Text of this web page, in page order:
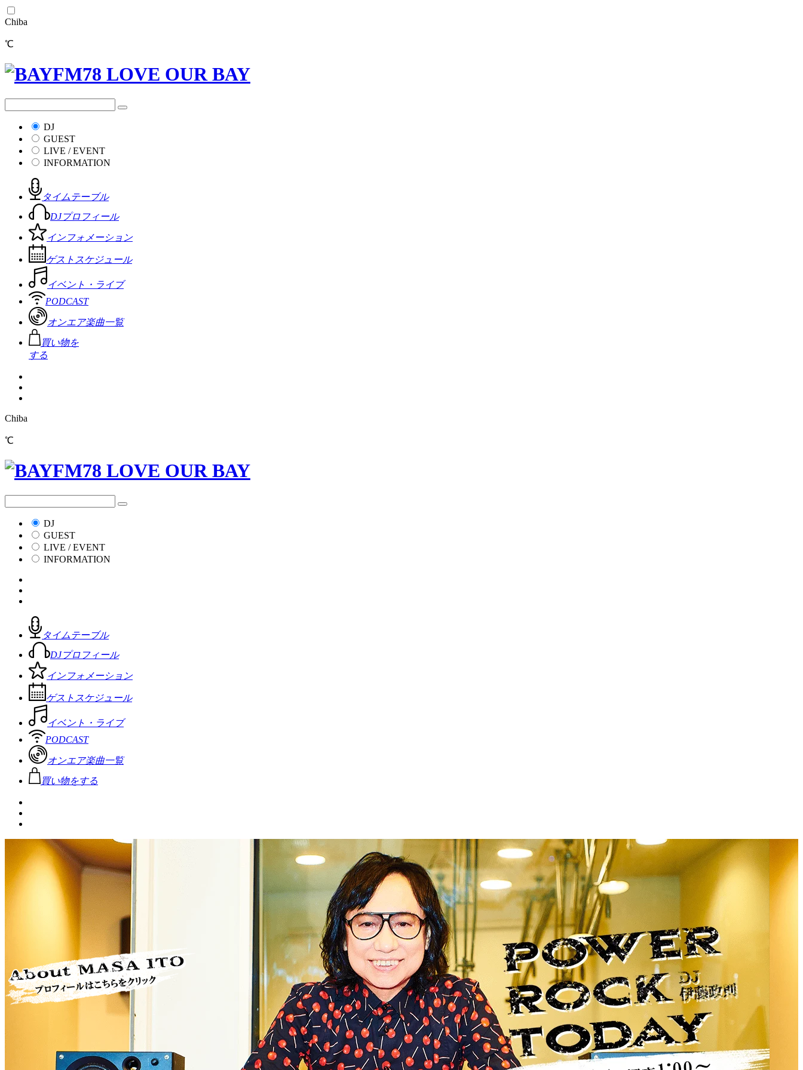
Chiba
℃
DJ
GUEST
LIVE / EVENT
INFORMATION
タイムテーブル
DJプロフィール
インフォメーション
ゲストスケジュール
イベント・ライブ
PODCAST
オンエア楽曲一覧
買い物を
する
Chiba
℃
DJ
GUEST
LIVE / EVENT
INFORMATION
タイムテーブル
DJプロフィール
インフォメーション
ゲストスケジュール
イベント・ライブ
PODCAST
オンエア楽曲一覧
買い物をする